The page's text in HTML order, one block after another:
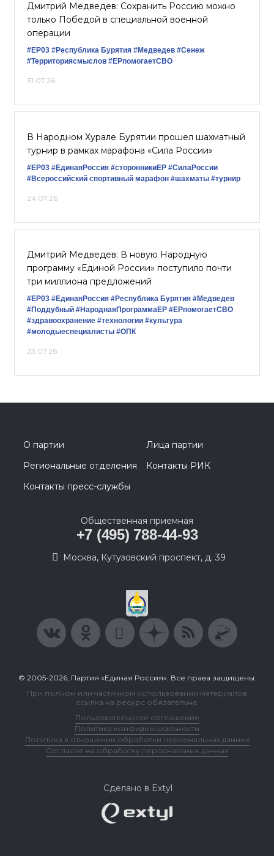
Дмитрий Медведев: Сохранить Россию можно
только Победой в специальной военной
операции
#ЕР03 #Республика Бурятия #Медведев #Сенеж
#Территориясмыслов #ЕРпомогаетСВО
31.07.26
В Народном Хурале Бурятии прошел шахматный
турнир в рамках марафона «Сила России»
#ЕР03 #‎ЕдинаяРоссия #сторонникиЕР #СилаРоссии
#Всероссийский спортивный марафон #шахматы #турнир
24.07.26
Дмитрий Медведев: В новую Народную
программу «Единой России» поступило почти
три миллиона предложений
#ЕР03 #‎ЕдинаяРоссия #Республика Бурятия #Медведев
#Поддубный #НароднаяПрограммаЕР #ЕРпомогаетСВО
#здравоохранение #технологии #культура
#молодыеспециалисты #ОПК
23.07.26
О партии
Лица партии
Региональные отделения
Контакты РИК
Контакты пресс-службы
Общественная приемная
+7 (495) 788-44-93
Москва, Кутузовский проспект, д. 39
© 2005-2026, Партия «Единая Россия». Все права защищены.
При полном или частичном использовании материалов
ссылка на ресурс обязательна.
Пользовательское соглашение
Политика конфиденциальности
Политика в отношении обработки персональных данных
Согласие на обработку персональных данных
Сделано в Extyl